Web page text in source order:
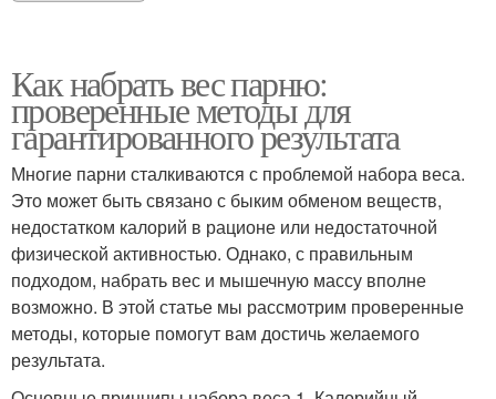
Как набрать вес парню:
проверенные методы для
гарантированного результата
Многие парни сталкиваются с проблемой набора веса.
Это может быть связано с быким обменом веществ,
недостатком калорий в рационе или недостаточной
физической активностью. Однако, с правильным
подходом, набрать вес и мышечную массу вполне
возможно. В этой статье мы рассмотрим проверенные
методы, которые помогут вам достичь желаемого
результата.